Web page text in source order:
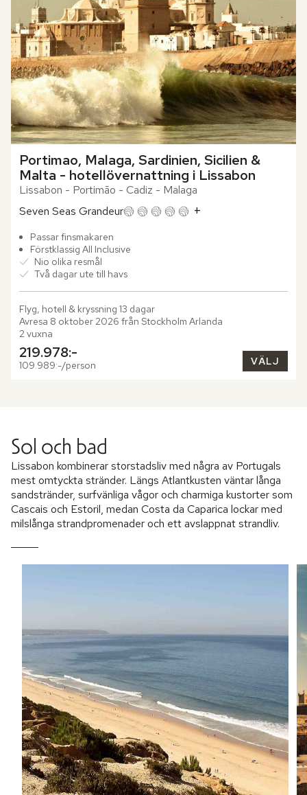
Portimao, Malaga, Sardinien, Sicilien &
Malta - hotellövernattning i Lissabon
Lissabon - Portimão - Cadiz - Malaga
Seven Seas Grandeur
+
Passar finsmakaren
Förstklassig All Inclusive
Nio olika resmål
Två dagar ute till havs
Flyg, hotell & kryssning 13 dagar
Avresa 8 oktober 2026 från Stockholm Arlanda
2 vuxna
219.978:-
109.989:-/person VÄLJ
Sol och bad
Lissabon kombinerar storstadsliv med några av Portugals
mest omtyckta stränder. Längs Atlantkusten väntar långa
sandstränder, surfvänliga vågor och charmiga kustorter som
Cascais och Estoril, medan Costa da Caparica lockar med
milslånga strandpromenader och ett avslappnat strandliv.